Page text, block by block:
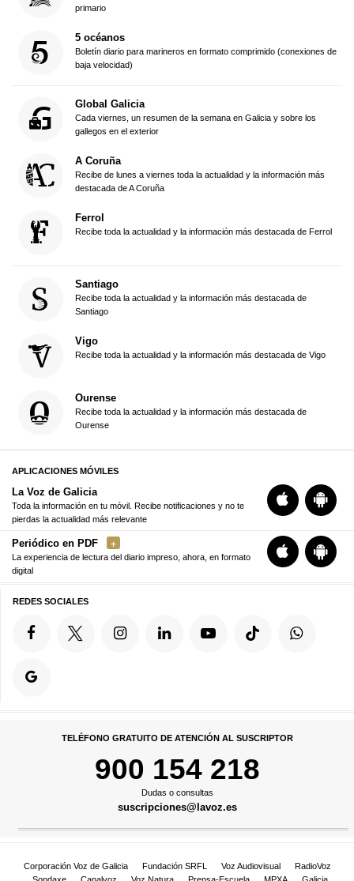
primario
5 océanos
Boletín diario para marineros en formato comprimido (conexiones de
baja velocidad)
Global Galicia
Cada viernes, un resumen de la semana en Galicia y sobre los
gallegos en el exterior
A Coruña
Recibe de lunes a viernes toda la actualidad y la información más
destacada de A Coruña
Ferrol
Recibe toda la actualidad y la información más destacada de Ferrol
Santiago
Recibe toda la actualidad y la información más destacada de
Santiago
Vigo
Recibe toda la actualidad y la información más destacada de Vigo
Ourense
Recibe toda la actualidad y la información más destacada de
Ourense
APLICACIONES MÓVILES
La Voz de Galicia
Toda la información en tu móvil. Recibe notificaciones y no te
pierdas la actualidad más relevante
Periódico en PDF
La experiencia de lectura del diario impreso, ahora, en formato
digital
REDES SOCIALES
TELÉFONO GRATUITO DE ATENCIÓN AL SUSCRIPTOR
900 154 218
Dudas o consultas
suscripciones@lavoz.es
Corporación Voz de Galicia Fundación SRFL Voz Audiovisual
RadioVoz